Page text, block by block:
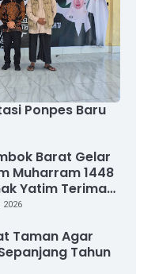
Ponpes Baru
Barat Gelar
Muharram 1448
Yatim Terima
2026
Taman Agar
Tahun